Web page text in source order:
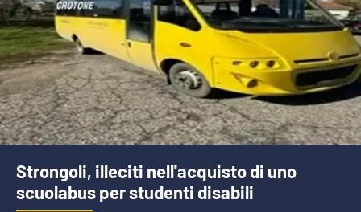
Sanità
Società
Sport
Good Morning Vietnam
Strongoli, illeciti nell'acquisto di uno
scuolabus per studenti disabili